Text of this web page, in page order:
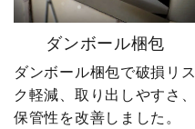
ダンボール梱包
ダンボール梱包で破損リス
ク軽減、取り出しやすさ、
保管性を改善しました。